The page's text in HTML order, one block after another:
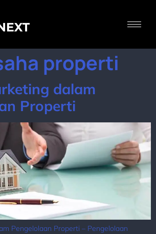
properti
dalam
Properti
Pengelolaan Properti – Pengelolaan